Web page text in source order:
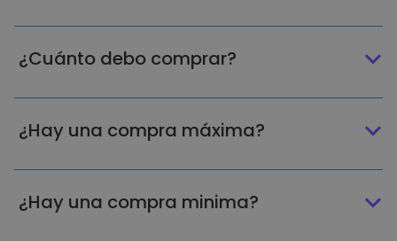
¿Cuánto debo comprar?
¿Hay una compra máxima?
¿Hay una compra minima?